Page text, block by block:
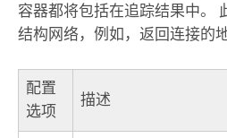
容器都将包括在追踪结果中。
结构网络，例如，返回连接的
配置
选项
描述